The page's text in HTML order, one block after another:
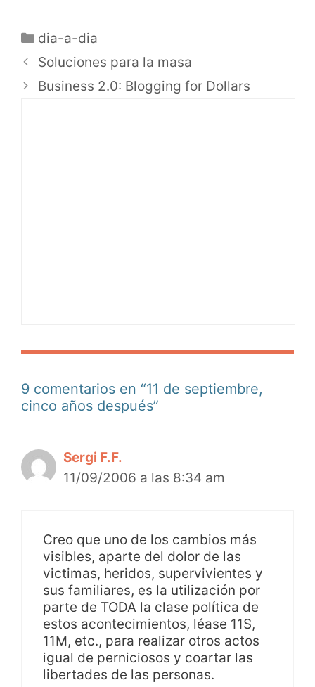
dia-a-dia
Soluciones para la masa
Business 2.0: Blogging for Dollars
9 comentarios en “11 de septiembre,
cinco años después”
Sergi F.F.
11/09/2006 a las 8:34 am
Creo que uno de los cambios más
visibles, aparte del dolor de las
victimas, heridos, supervivientes y
sus familiares, es la utilización por
parte de TODA la clase política de
estos acontecimientos, léase 11S,
11M, etc., para realizar otros actos
igual de perniciosos y coartar las
libertades de las personas.